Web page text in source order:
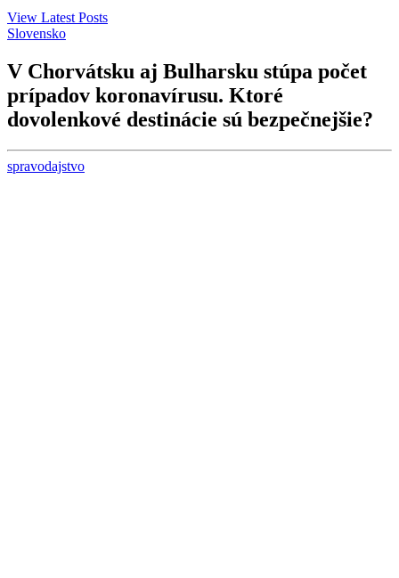
View Latest Posts
Slovensko
V Chorvátsku aj Bulharsku stúpa počet
prípadov koronavírusu. Ktoré
dovolenkové destinácie sú bezpečnejšie?
spravodajstvo